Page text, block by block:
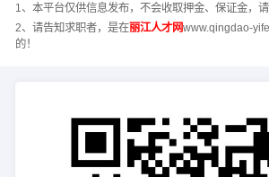
1、本平台仅供信息发布，不会收取押金、保证金，请
2、请告知求职者，是在丽江人才网www.qingdao-
的！